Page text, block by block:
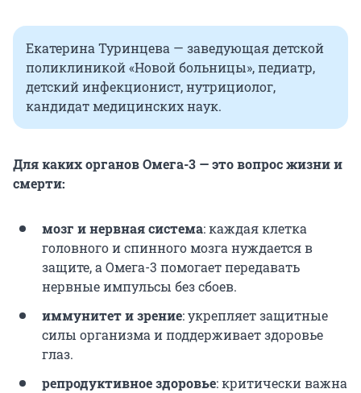
Екатерина Туринцева — заведующая детской
поликлиникой «Новой больницы», педиатр,
детский инфекционист, нутрициолог,
кандидат медицинских наук.
Для каких органов Омега-3 — это вопрос жизни и
смерти:
мозг и нервная система: каждая клетка
головного и спинного мозга нуждается в
защите, а Омега-3 помогает передавать
нервные импульсы без сбоев.
иммунитет и зрение: укрепляет защитные
силы организма и поддерживает здоровье
глаз.
репродуктивное здоровье: критически важна